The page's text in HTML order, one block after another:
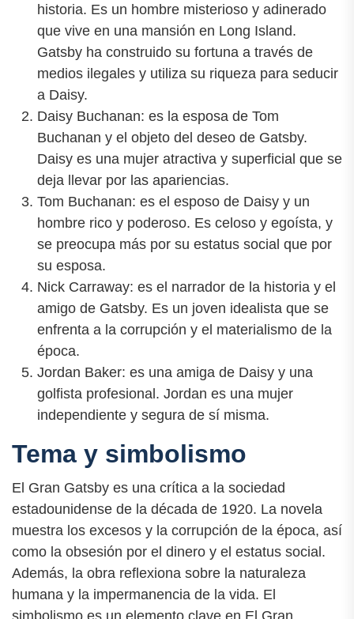
historia. Es un hombre misterioso y adinerado
que vive en una mansión en Long Island.
Gatsby ha construido su fortuna a través de
medios ilegales y utiliza su riqueza para seducir
a Daisy.
Daisy Buchanan: es la esposa de Tom
Buchanan y el objeto del deseo de Gatsby.
Daisy es una mujer atractiva y superficial que se
deja llevar por las apariencias.
Tom Buchanan: es el esposo de Daisy y un
hombre rico y poderoso. Es celoso y egoísta, y
se preocupa más por su estatus social que por
su esposa.
Nick Carraway: es el narrador de la historia y el
amigo de Gatsby. Es un joven idealista que se
enfrenta a la corrupción y el materialismo de la
época.
Jordan Baker: es una amiga de Daisy y una
golfista profesional. Jordan es una mujer
independiente y segura de sí misma.
Tema y simbolismo
El Gran Gatsby es una crítica a la sociedad
estadounidense de la década de 1920. La novela
muestra los excesos y la corrupción de la época, así
como la obsesión por el dinero y el estatus social.
Además, la obra reflexiona sobre la naturaleza
humana y la impermanencia de la vida. El
simbolismo es un elemento clave en El Gran